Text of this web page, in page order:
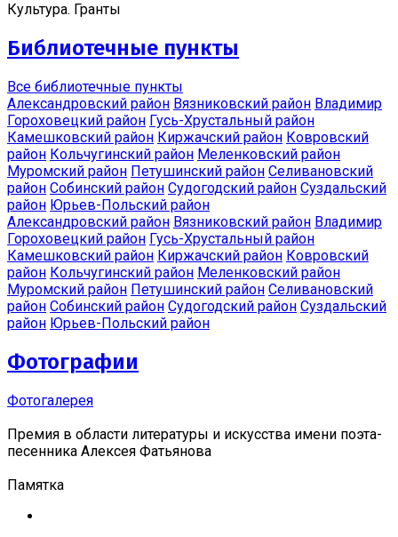
Культура. Гранты
Библиотечные пункты
Все библиотечные пункты
Александровский район Вязниковский район Владимир
Гороховецкий район Гусь-Хрустальный район
Камешковский район Киржачский район Ковровский
район Кольчугинский район Меленковский район
Муромский район Петушинский район Селивановский
район Собинский район Судогодский район Суздальский
район Юрьев-Польский район
Александровский район Вязниковский район Владимир
Гороховецкий район Гусь-Хрустальный район
Камешковский район Киржачский район Ковровский
район Кольчугинский район Меленковский район
Муромский район Петушинский район Селивановский
район Собинский район Судогодский район Суздальский
район Юрьев-Польский район
Фотографии
Фотогалерея
Премия в области литературы и искусства имени поэта-
песенника Алексея Фатьянова
Памятка